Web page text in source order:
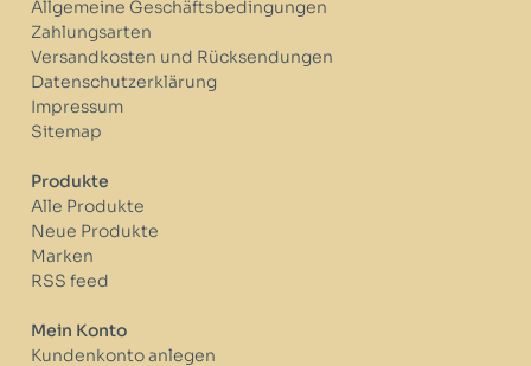
Allgemeine Geschäftsbedingungen
Zahlungsarten
Versandkosten und Rücksendungen
Datenschutzerklärung
Impressum
Sitemap
Produkte
Alle Produkte
Neue Produkte
Marken
RSS feed
Mein Konto
Kundenkonto anlegen